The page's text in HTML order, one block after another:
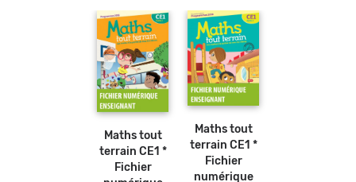
Maths tout
terrain CE1 *
Fichier
Maths tout
terrain CE1 *
Fichier
numérique